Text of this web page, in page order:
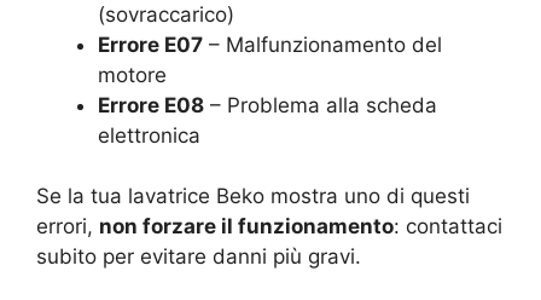
(sovraccarico)
Errore E07 – Malfunzionamento del
motore
Errore E08 – Problema alla scheda
elettronica
Se la tua lavatrice Beko mostra uno di questi
errori, non forzare il funzionamento: contattaci
subito per evitare danni più gravi.